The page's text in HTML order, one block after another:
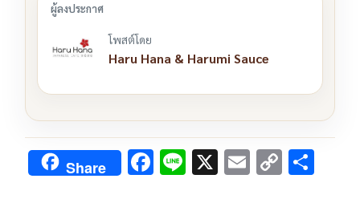
โพสต์โดย
Haru Hana & Harumi Sauce
Share F Li X E C